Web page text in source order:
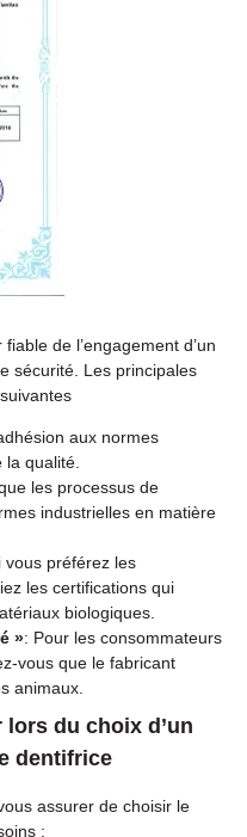
de l’engagement d’un
sécurité. Les principales
aux normes
qualité.
les processus de
industrielles en matière
vous préférez les
les certifications qui
biologiques.
»: Pour les consommateurs
vous que le fabricant
animaux.
du choix d’un
dentifrice
assurer de choisir le
: